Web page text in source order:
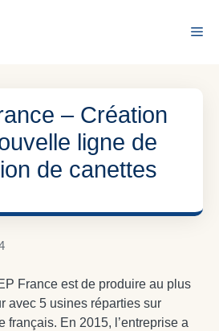
– Création
ligne de
de canettes
France est de produire au plus
avec 5 usines réparties sur
français. En 2015, l’entreprise a